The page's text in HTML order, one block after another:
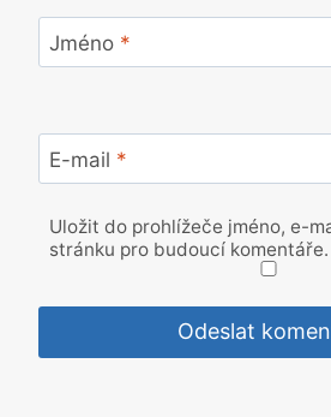
Jméno *
E-mail *
Uložit do prohlížeče jméno, e-
stránku pro budoucí komentáře.